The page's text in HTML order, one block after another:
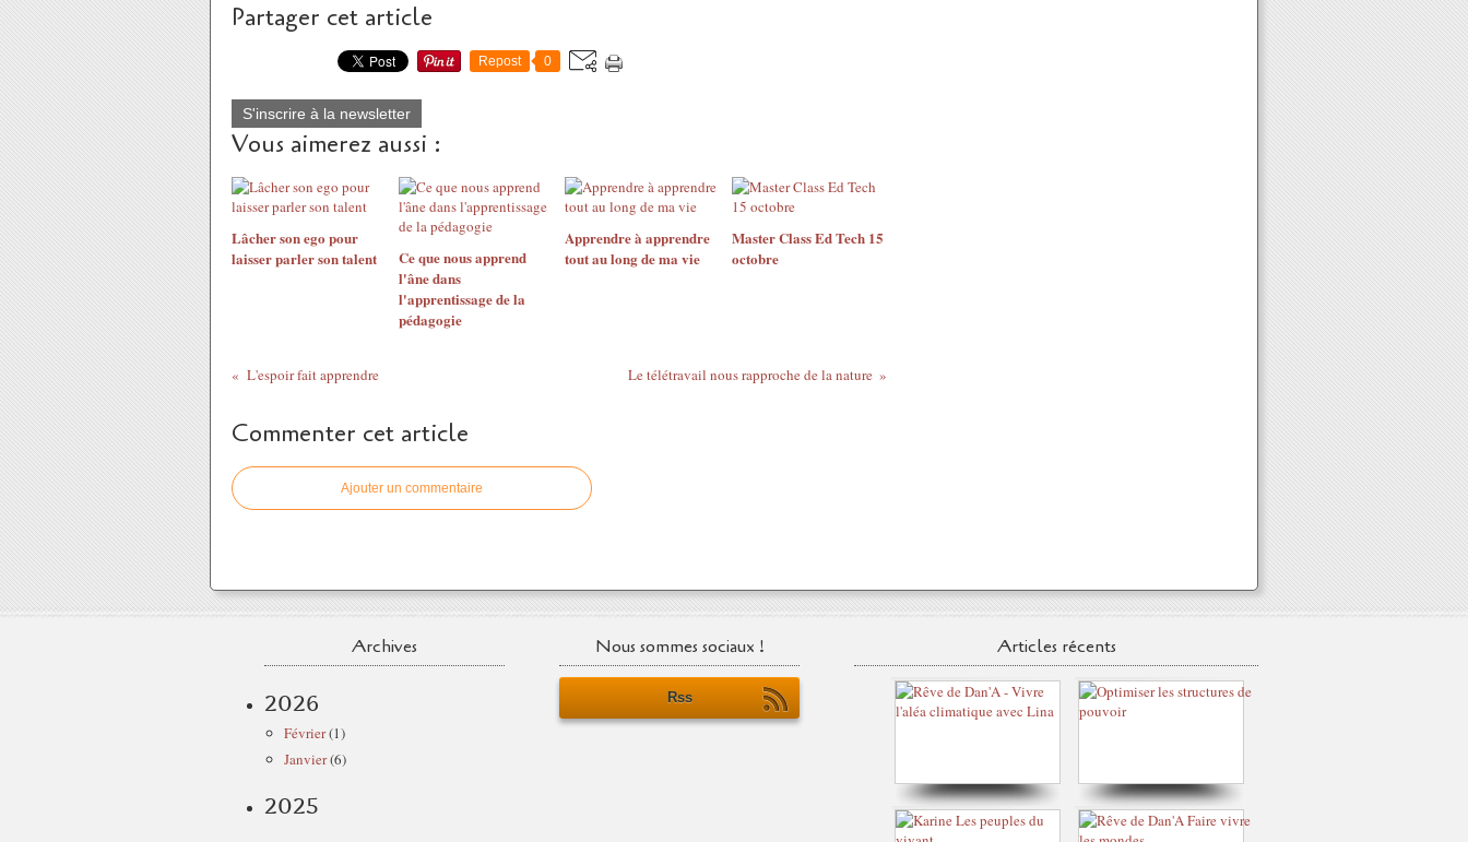
Partager cet article
Repost 0
S'inscrire à la newsletter
Vous aimerez aussi :
Lâcher son ego pour
laisser parler son talent
Ce que nous apprend
l'âne dans
l'apprentissage de la
pédagogie
Apprendre à apprendre
tout au long de ma vie
Master Class Ed Tech 15
octobre
L'espoir fait apprendre Le télétravail nous rapproche de la nature
Commenter cet article
Ajouter un commentaire
Archives
2026
Février(1)
Janvier(6)
2025
Nous sommes sociaux !
Rss
Articles récents